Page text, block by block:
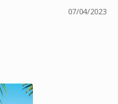
07/04/2023